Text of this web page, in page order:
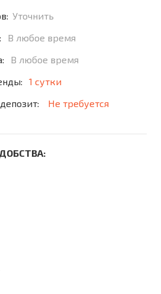
Уточнить
В любое время
В любое время
1 сутки
Не требуется